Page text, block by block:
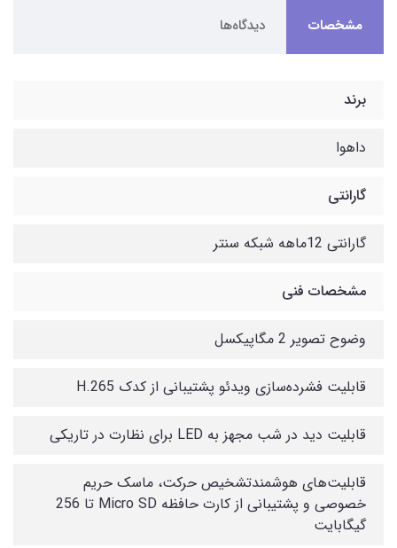
مشخصات دیدگاه‌ها
برند
داهوا
گارانتی
گارانتی 12ماهه شبکه سنتر
مشخصات فنی
وضوح تصویر 2 مگاپیکسل
قابلیت فشرده‌سازی ویدئو پشتیبانی از کدک H.265
قابلیت دید در شب مجهز به LED برای نظارت در تاریکی
قابلیت‌های هوشمندتشخیص حرکت، ماسک حریم
خصوصی و پشتیبانی از کارت حافظه Micro SD تا 256
گیگابایت